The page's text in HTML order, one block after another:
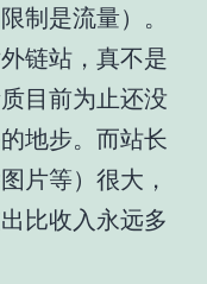
制是流量）。
链站，真不是
目前为止还没
地步。而站长
片等）很大，
比收入永远多